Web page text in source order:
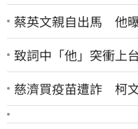
蔡英文親自出馬 他曝
致詞中「他」突衝上
慈濟買疫苗遭詐 柯